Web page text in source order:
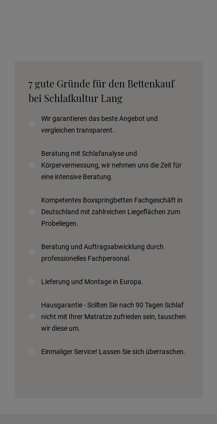
7 gute Gründe für den Bettenkauf
bei Schlafkultur Lang
Wir garantieren das beste Angebot und
vergleichen transparent.
Beratung mit Schlafanalyse und
Körpervermessung, wir nehmen uns die Zeit für
eine intensive Beratung.
Kompetentes Boxspringbetten Fachgeschäft in
Deutschland mit zahlreichen Liegeflächen zum
Probeliegen.
Beratung und Auftragsabwicklung durch
professionelles Fachpersonal.
Lieferung und Montage in Europa.
Hausgarantie - Sollten Sie nach 90 Tagen Schlaf
nicht mit Ihrer Matratze zufrieden sein, tauschen
wir diese um.
Einmaliger Service! Lassen Sie sich überraschen.